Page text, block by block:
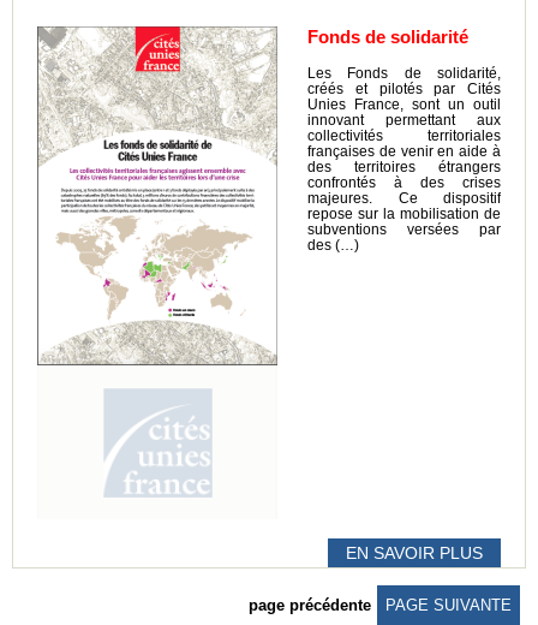
Fonds de solidarité
Les Fonds de solidarité,
créés et pilotés par Cités
Unies France, sont un outil
innovant permettant aux
collectivités territoriales
françaises de venir en aide à
des territoires étrangers
confrontés à des crises
majeures. Ce dispositif
repose sur la mobilisation de
subventions versées par
des (…)
EN SAVOIR PLUS
page précédente PAGE SUIVANTE